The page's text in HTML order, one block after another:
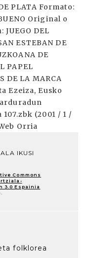
PLATA Formato:
Original o
DEL
ESTEBAN DE
DE
PAPEL
DE LA MARCA
Ezeiza, Eusko
(2001 / 1 /
Orria
IKUSI
Commons
3.0 Espainia
folklorea